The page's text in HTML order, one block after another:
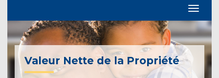
Valeur Nette de la Propriété